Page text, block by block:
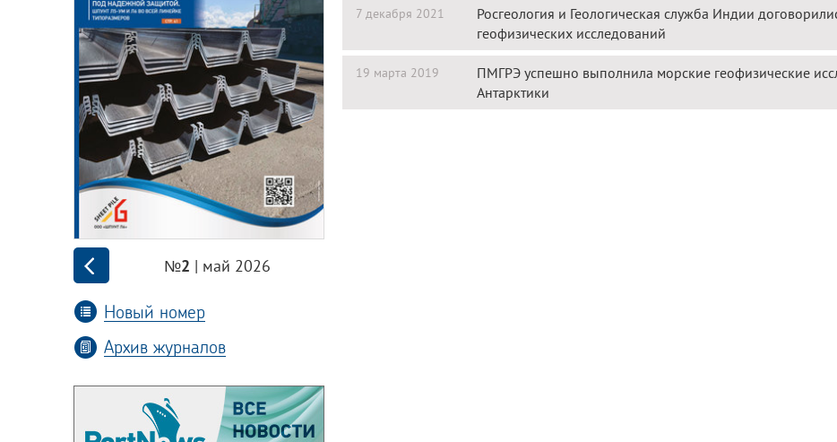
№2 | май 2026
Новый номер
Архив журналов
7 декабря 2021
Росгеология и Геологическая служба Индии
геофизических исследований
19 марта 2019
ПМГРЭ успешно выполнила морские геофизические
Антарктики